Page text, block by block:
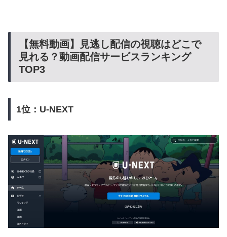
【無料動画】見逃し配信の視聴はどこで
見れる？動画配信サービスランキング
TOP3
1位：U-NEXT